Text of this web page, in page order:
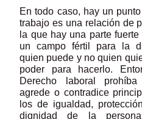
En todo caso, hay un
trabajo es una relación de
la que hay una parte
un campo fértil para la
quien puede y no quien
poder para hacerlo.
Derecho laboral
agrede o contradice
los de igualdad,
dignidad de la